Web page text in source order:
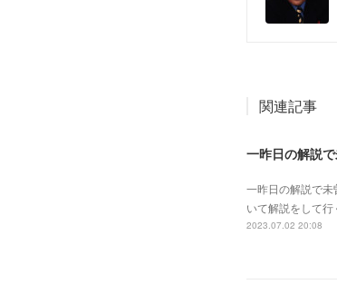
関連記事
一昨日の解説で
いて解説をして
2023.07.02 20:08